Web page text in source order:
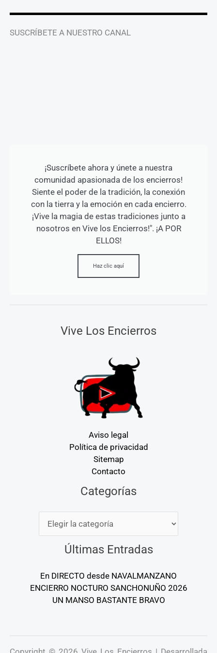
SUSCRÍBETE A NUESTRO CANAL
¡Suscríbete ahora y únete a nuestra
comunidad apasionada de los encierros!
Siente el poder de la tradición, la conexión
con la tierra y la emoción en cada encierro.
¡Vive la magia de estas tradiciones junto a
nosotros en Vive los Encierros!". ¡A POR
ELLOS!
Haz clic aquí
Vive Los Encierros
Aviso legal
Política de privacidad
Sitemap
Contacto
Categorías
Últimas Entradas
En DIRECTO desde NAVALMANZANO
ENCIERRO NOCTURO SANCHONUÑO 2026
UN MANSO BASTANTE BRAVO